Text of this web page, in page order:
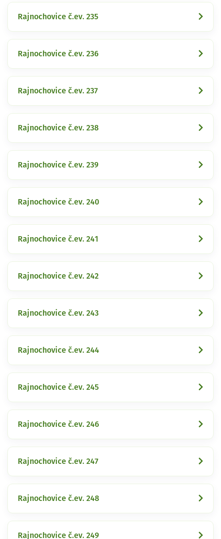
Rajnochovice č.ev. 235
Rajnochovice č.ev. 236
Rajnochovice č.ev. 237
Rajnochovice č.ev. 238
Rajnochovice č.ev. 239
Rajnochovice č.ev. 240
Rajnochovice č.ev. 241
Rajnochovice č.ev. 242
Rajnochovice č.ev. 243
Rajnochovice č.ev. 244
Rajnochovice č.ev. 245
Rajnochovice č.ev. 246
Rajnochovice č.ev. 247
Rajnochovice č.ev. 248
Rajnochovice č.ev. 249